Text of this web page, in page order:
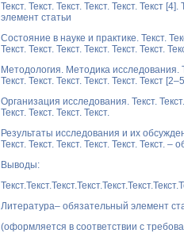
Текст. Текст. Текст. Текст. Текст. Текст
элемент статьи
Состояние в науке и практике. Текст.
Текст. Текст. Текст. Текст. Текст. Текст.
Методология. Методика исследования.
Текст. Текст. Текст. Текст. Текст. Текст
Организация исследования. Текст. Текст.
Текст. Текст. Текст. Текст.
Результаты исследования и их
Текст. Текст. Текст. Текст. Текст. Текст.
Выводы:
Литература– обязательный элемент
(оформляется в соответствии с